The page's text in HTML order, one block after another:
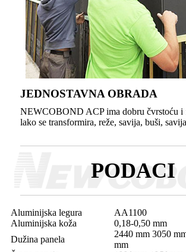
JEDNOSTAVNA OBRADA
NEWCOBOND ACP ima dobru čvrstoću i
lako se transformira, reže, savija, buši,
PODACI
Aluminijska legura
AA1100
Aluminijska koža
0,18-0,50 mm
Dužina panela
2440 mm 3050
mm